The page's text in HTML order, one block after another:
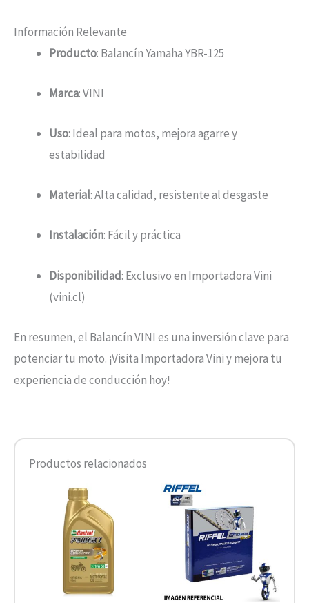
Información Relevante
Producto: Balancín Yamaha YBR-125
Marca: VINI
Uso: Ideal para motos, mejora agarre y
estabilidad
Material: Alta calidad, resistente al desgaste
Instalación: Fácil y práctica
Disponibilidad: Exclusivo en Importadora Vini
(vini.cl)
En resumen, el Balancín VINI es una inversión clave para
potenciar tu moto. ¡Visita Importadora Vini y mejora tu
experiencia de conducción hoy!
Productos relacionados